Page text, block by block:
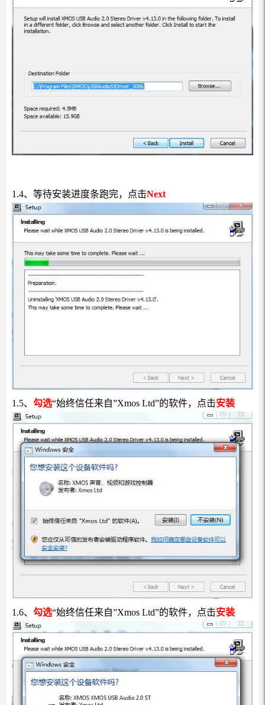
1.4、等待安装进度条跑完，点击Next
1.5、 勾选“始终信任来自”Xmos Ltd”的软件，点击安装
1.6、 勾选“始终信任来自”Xmos Ltd”的软件，点击安装